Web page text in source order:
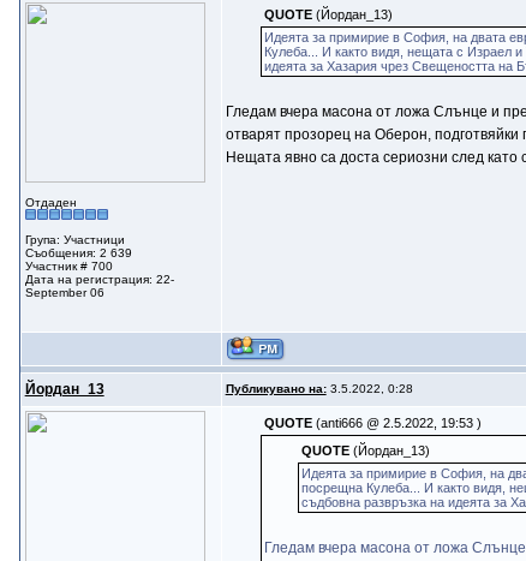
Отдаден
Група: Участници
Съобщения: 2 639
Участник # 700
Дата на регистрация: 22-
September 06
QUOTE (Йордан_13)
Идеята за примирие в София, на двата
Кулеба... И както видя, нещата с Израел
идеята за Хазария чрез Свещеността на
Гледам вчера масона от ложа Слънце и
отварят прозорец на Оберон,
Нещата явно са доста сериозни след като
Йордан_13 Публикувано на:3.5.2022, 0:28
QUOTE (anti666 @ 2.5.2022, 19:53 )
QUOTE (Йордан_13)
Идеята за примирие в София, на
посрещна Кулеба... И както видя,
съдбовна развръзка на идеята за
Гледам вчера масона от ложа